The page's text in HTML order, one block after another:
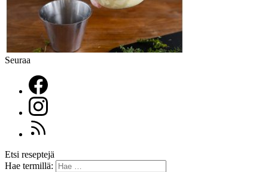
Seuraa
Etsi reseptejä
Hae termillä: